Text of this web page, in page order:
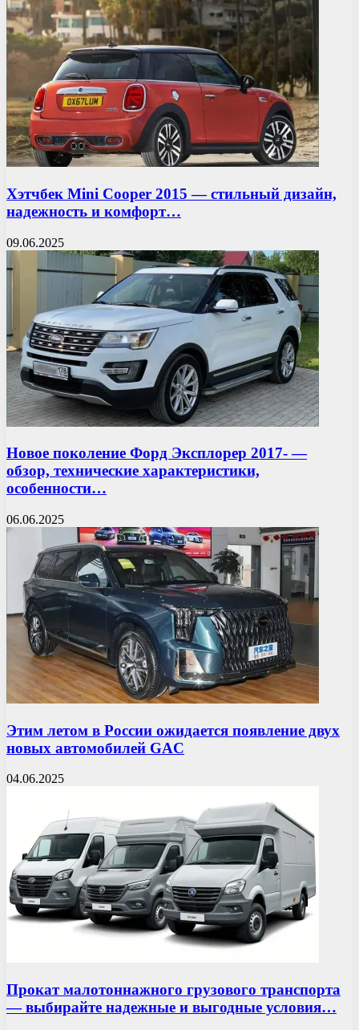
Хэтчбек Mini Cooper 2015 — стильный дизайн,
надежность и комфорт…
09.06.2025
Новое поколение Форд Эксплорер 2017- —
обзор, технические характеристики,
особенности…
06.06.2025
Этим летом в России ожидается появление двух
новых автомобилей GAC
04.06.2025
Прокат малотоннажного грузового транспорта
— выбирайте надежные и выгодные условия…